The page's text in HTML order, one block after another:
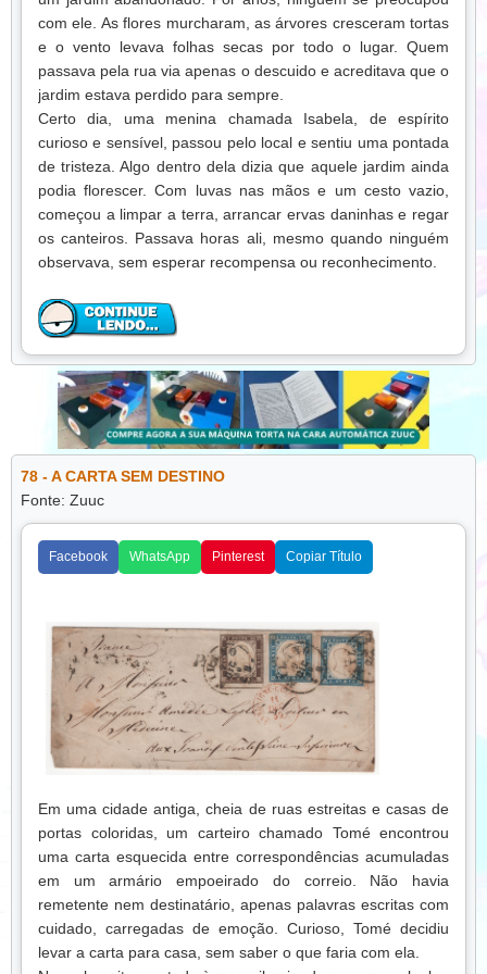
não era o vidro, mas o medo de confiar. O gesto de
estender a mão e caminhar lado a lado tornou-se a base
de um relacionamento mais forte, construído sobre
confiança e respeito mútuo.
Lição:Relacionamentos exigem coragem e confiança.
Assim como caminhar juntos sobre uma ponte frágil,
confiar no outro é um passo que fortalece vínculos. A fé e a
coragem compartilhadas constroem caminhos que
sozinhos seriam impossíveis de atravessar.
com ele. As flores murcharam, as árvores cresceram tortas
e o vento levava folhas secas por todo o lugar. Quem
passava pela rua via apenas o descuido e acreditava que o
jardim estava perdido para sempre.
Certo dia, uma menina chamada Isabela, de espírito
curioso e sensível, passou pelo local e sentiu uma pontada
de tristeza. Algo dentro dela dizia que aquele jardim ainda
podia florescer. Com luvas nas mãos e um cesto vazio,
começou a limpar a terra, arrancar ervas daninhas e regar
os canteiros. Passava horas ali, mesmo quando ninguém
observava, sem esperar recompensa ou reconhecimento.
Enquanto trabalhava, a vizinha idosa, Dona Marlene,
apareceu e perguntou: — Menina, por que você se esforça
tanto por este lugar? Está todo esquecido, ninguém mais
se importa. Não é melhor deixar como está?
Isabela sorriu, sem se abalar: — Eu vejo vida aqui, Dona
Marlene. Só precisa de cuidado e atenção. Cada planta
que eu salvo, cada flor que reaparece, traz alegria, mesmo
que pequena. Um jardim esquecido pode se tornar belo de
novo, se alguém acreditar nele.
Flores de cores vibrantes surgiram, borboletas vieram
vizinhos, que se reuniam para admirar e ajudar. O jardim,
antes esquecido, tornou-se ponto de encontro, inspiração e
alegria para todos.
Isabela aprendeu que cuidar do que os outros esquecem é
um ato de amor silencioso. Descobriu que, mesmo quando
parece que ninguém percebe, pequenos gestos de
comunidades.
Lição: Cuidar e nutrir o que foi abandonado traz beleza e
vida de volta. Pequenos atos de atenção e carinho podem
transformar realidades, inspirar outros e criar um legado de
esperança e amor.
78 - A CARTA SEM DESTINO
Fonte: Zuuc
Facebook WhatsApp Pinterest Copiar Título
Em uma cidade antiga, cheia de ruas estreitas e casas de
portas coloridas, um carteiro chamado Tomé encontrou
uma carta esquecida entre correspondências acumuladas
em um armário empoeirado do correio. Não havia
remetente nem destinatário, apenas palavras escritas com
cuidado, carregadas de emoção. Curioso, Tomé decidiu
levar a carta para casa, sem saber o que faria com ela.